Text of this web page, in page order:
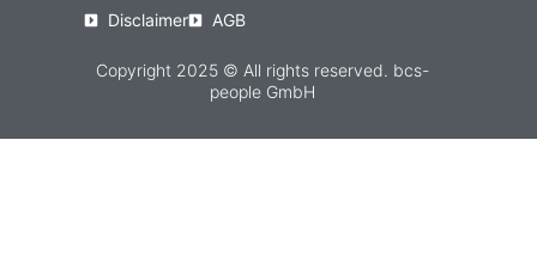
Disclaimer
AGB
Copyright 2025 © All rights reserved. bcs-
people GmbH